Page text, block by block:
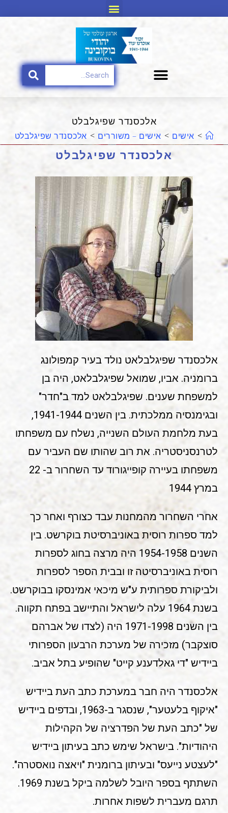
אלכסנדר שפיגלבלט
> אישים > אישים – משוררים > אלכסנדר שפיגלבלט
אלכסנדר שפיגלבלט
אלכסנדר שפיגלבלאט נולד בעיר קמפולונג
ברומניה. אביו, שמואל שפיגלבלאט, היה בן
למשפחת שענים. שפיגלבלאט למד ב"חדר"
ובגימנסיה ממלכתית. בין השנים 1941-1944,
בעת מלחמת העולם השנייה, נשלח עם משפחתו
לטרנסניסטריה. את רוב שהותו שם העביר עם
משפחתו בעיירה קופייגורוד עד השחרור ב- 22
במרץ 1944
אחרי השחרור מהמחנות עבד כצורף ואחר כך
למד ספרות רוסית באוניברסיטת בוקרשט. בין
השנים 1954-1958 היה מרצה בחוג לספרות
רוסית באוניברסיטה זו ובבית הספר לספרות
ולביקורת ספרותית ע"ש מיכאי אמינסקו בבוקרשט.
בשנת 1964 עלה לישראל והתיישב בפתח תקווה.
בין השנים 1971-1998 היה (לצדו של אברהם
סוצקבר) מזכירה של מערכת הרבעון הספרותי
ביידיש "די גאלדענע קייט" שהופיע בתל אביב.
אלכסנדר היה חבר במערכת כתב העת ביידיש
"איקוף בלעטער", שנסגר ב-1963, ובדפים ביידיש
של "כתב העת של הפדרציה של הקהילות
היהודיות". בישראל שימש כתב בעיתון ביידיש
"לעצטע נייעס" ובעיתון ברומנית "ויאצה נואסטרה".
השתתף בספר היובל לשלמה ביקל בשנת 1969.
תרגם מעברית לשפות אחרות.